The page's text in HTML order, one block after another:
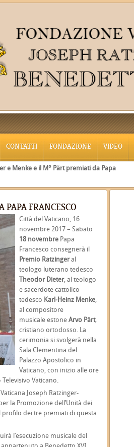
CONTATTI FONDAZIONE VIDEO
e Menke e il M° Pärt premiati da Papa
FRANCESCO
Città del Vaticano, 16
novembre 2017 – Sabato
18 novembre Papa
Francesco consegnerà il
Premio Ratzingeral
teologo luterano tedesco
Theodor Dieter, al teologo
e sacerdote cattolico
tedesco Karl-Heinz Menke
al compositore
musicale estone Arvo Pärt,
cristiano ortodosso. La
cerimonia si svolgerà nella
Sala Clementina del
Palazzo Apostolico in
Vaticano, con inizio alle ore
Vaticano.
Joseph Ratzinger-
la Promozione dell’Unità dei
profilo dei tre premiati di questa
l’esecuzione musicale del